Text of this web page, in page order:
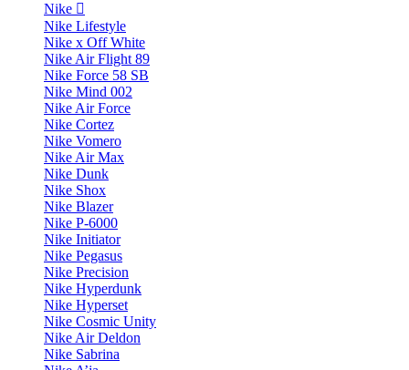
Nike
Nike Lifestyle
Nike x Off White
Nike Air Flight 89
Nike Force 58 SB
Nike Mind 002
Nike Air Force
Nike Cortez
Nike Vomero
Nike Air Max
Nike Dunk
Nike Shox
Nike Blazer
Nike P-6000
Nike Initiator
Nike Pegasus
Nike Precision
Nike Hyperdunk
Nike Hyperset
Nike Cosmic Unity
Nike Air Deldon
Nike Sabrina